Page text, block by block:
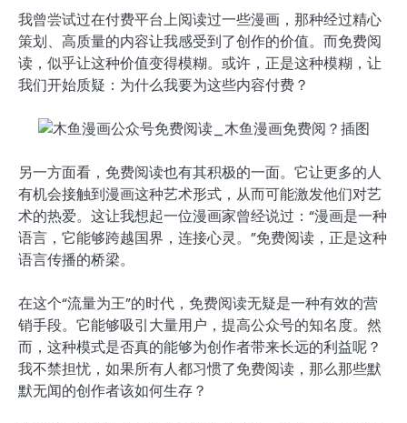
我曾尝试过在付费平台上阅读过一些漫画，那种经过精心
策划、高质量的内容让我感受到了创作的价值。而免费阅
读，似乎让这种价值变得模糊。或许，正是这种模糊，让
我们开始质疑：为什么我要为这些内容付费？
另一方面看，免费阅读也有其积极的一面。它让更多的人
有机会接触到漫画这种艺术形式，从而可能激发他们对艺
术的热爱。这让我想起一位漫画家曾经说过：“漫画是一种
语言，它能够跨越国界，连接心灵。”免费阅读，正是这种
语言传播的桥梁。
在这个“流量为王”的时代，免费阅读无疑是一种有效的营
销手段。它能够吸引大量用户，提高公众号的知名度。然
而，这种模式是否真的能够为创作者带来长远的利益呢？
我不禁担忧，如果所有人都习惯了免费阅读，那么那些默
默无闻的创作者该如何生存？